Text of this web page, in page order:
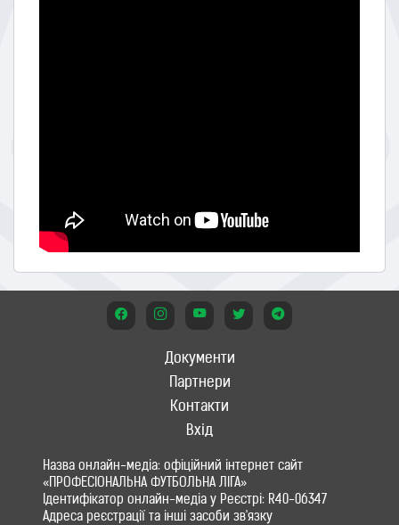
Документи
Партнери
Контакти
Вхід
Назва онлайн-медіа: офіційний інтернет сайт
«ПРОФЕСІОНАЛЬНА ФУТБОЛЬНА ЛІГА»
Ідентифікатор онлайн-медіа у Реєстрі: R40-06347
Адреса реєстрації та інші засоби зв'язку